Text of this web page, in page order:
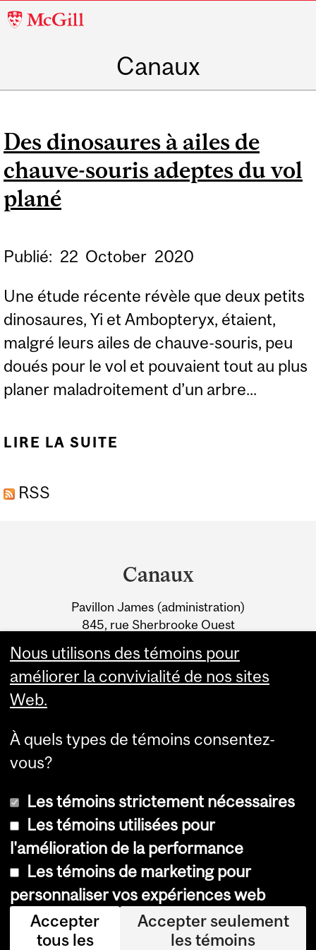
McGill
Canaux
Des dinosaures à ailes de
chauve-souris adeptes du vol
plané
Publié: 22 October 2020
Une étude récente révèle que deux petits
dinosaures, Yi et Ambopteryx, étaient,
malgré leurs ailes de chauve-souris, peu
doués pour le vol et pouvaient tout au plus
planer maladroitement d’un arbre...
LIRE LA SUITE
RSS
Information
Canaux
Pavillon James (administration)
845, rue Sherbrooke Ouest
© Université McGill, 2026
Accessibilité
Avis sur les témoins
Paramètres des témoins
Nous utilisons des témoins pour
améliorer la convivialité de nos sites
Web.
À quels types de témoins consentez-
vous?
Les témoins strictement nécessaires
Les témoins utilisées pour
l'amélioration de la performance
Les témoins de marketing pour
personnaliser vos expériences web
Accepter
tous les
Accepter seulement
les témoins